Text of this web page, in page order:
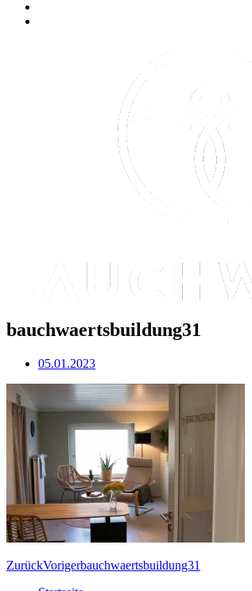
bauchwaertsbuildung31
05.01.2023
ZurückVorigerbauchwaertsbuildung31